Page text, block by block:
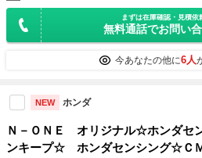
まずは在庫確認・見積依
無料通話でお問い
今あなたの他に6人
NEW ホンダ
Ｎ－ＯＮＥ オリジナル☆ホンダセ
ンキープ☆ ホンダセンシング☆Ｃ